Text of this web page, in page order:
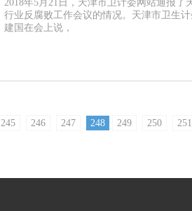
2018年5月21日，天津市卫计委网站通报了
行业反腐败工作会议的情况。天津市卫生
建国在会上说，
245 246 247 248 249 250 251